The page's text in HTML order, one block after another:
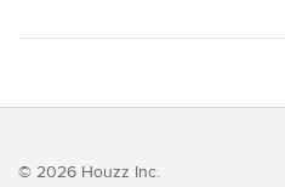
© 2026 Houzz Inc.